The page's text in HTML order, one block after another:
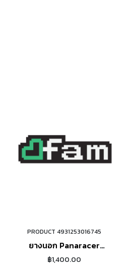
ORDER NOW
PRODUCT 4931253016745
ยางนอก Panaracer
GRAVELKING (650B)
฿1,400.00